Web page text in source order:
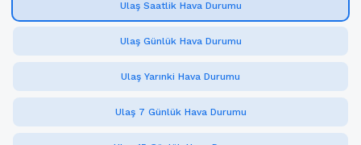
Ulaş Saatlik Hava Durumu
Ulaş Günlük Hava Durumu
Ulaş Yarınki Hava Durumu
Ulaş 7 Günlük Hava Durumu